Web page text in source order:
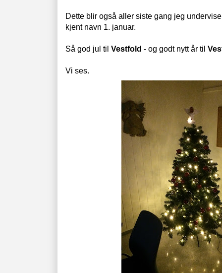
Dette blir også aller siste gang jeg
kjent navn 1. januar.
Så god jul til Vestfold - og godt nytt år til
Vi ses.